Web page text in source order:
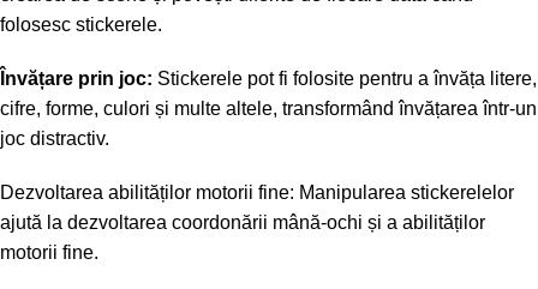
folosesc stickerele.
Învățare prin joc: Stickerele pot fi folosite pentru a învăța litere,
cifre, forme, culori și multe altele, transformând învățarea într-un
joc distractiv.
Dezvoltarea abilităților motorii fine: Manipularea stickerelelor
ajută la dezvoltarea coordonării mână-ochi și a abilităților
motorii fine.